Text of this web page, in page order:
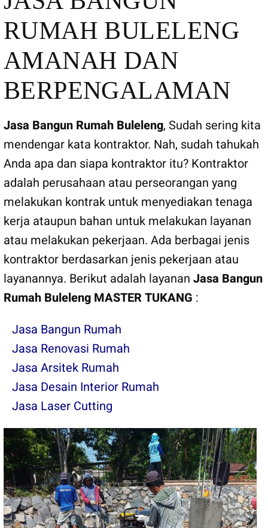
RUMAH BULELENG
AMANAH DAN
BERPENGALAMAN
Jasa Bangun Rumah Buleleng, Sudah sering kita
mendengar kata kontraktor. Nah, sudah tahukah
Anda apa dan siapa kontraktor itu? Kontraktor
adalah perusahaan atau perseorangan yang
melakukan kontrak untuk menyediakan tenaga
kerja ataupun bahan untuk melakukan layanan
atau melakukan pekerjaan. Ada berbagai jenis
kontraktor berdasarkan jenis pekerjaan atau
layanannya. Berikut adalah layanan Jasa Bangun
Rumah Buleleng MASTER TUKANG :
Jasa Bangun Rumah
Jasa Renovasi Rumah
Jasa Arsitek Rumah
Jasa Desain Interior Rumah
Jasa Laser Cutting